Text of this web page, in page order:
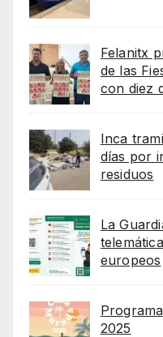
Felanitx
de las
con diez
Inca
días por
residuos
La
europeos
2025